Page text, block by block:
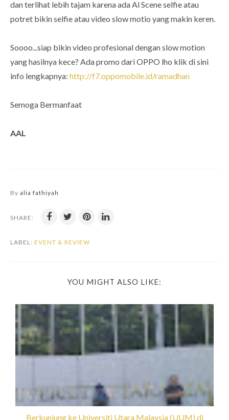
dan terlihat lebih tajam karena ada Al Scene selfie atau
potret bikin selfie atau video slow motio yang makin keren.
Soooo...siap bikin video profesional dengan slow motion
yang hasilnya kece? Ada promo dari OPPO lho klik di sini
info lengkapnya: http://f7.oppomobile.id/ramadhan
Semoga Bermanfaat
AAL
By alia fathiyah
SHARE:
LABEL: EVENT & REVIEW
YOU MIGHT ALSO LIKE:
Berkunjung ke Universiti Utara Malaysia (UUM) di